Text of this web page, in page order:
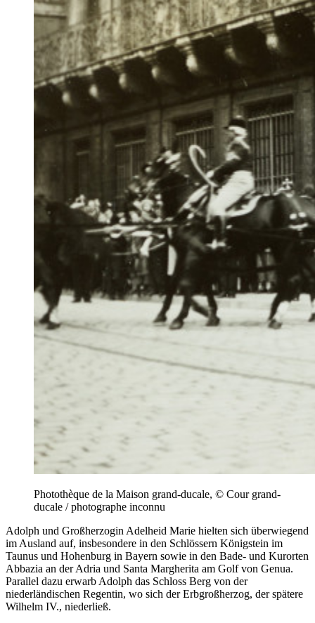
Photothèque de la Maison grand-ducale, © Cour grand-
ducale / photographe inconnu
Adolph und Großherzogin Adelheid Marie hielten sich überwiegend
im Ausland auf, insbesondere in den Schlössern Königstein im
Taunus und Hohenburg in Bayern sowie in den Bade- und Kurorten
Abbazia an der Adria und Santa Margherita am Golf von Genua.
Parallel dazu erwarb Adolph das Schloss Berg von der
niederländischen Regentin, wo sich der Erbgroßherzog, der spätere
Wilhelm IV., niederließ.